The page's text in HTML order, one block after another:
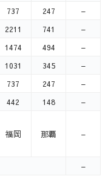
737 247
–
2211 741
–
1474 494
–
1031 345
–
737 247
–
442 148 –
福岡 那覇 –
–